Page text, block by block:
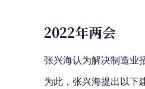
2022年两会
张兴海认为解决制造业
为此，张兴海提出以下